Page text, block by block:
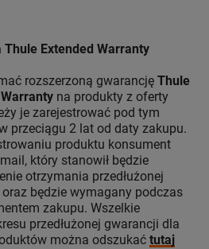
Thule Extended Warranty
rozszerzoną gwarancję Thule
na produkty z oferty
je zarejestrować pod tym
przeciągu 2 lat od daty zakupu.
produktu konsument
który stanowił będzie
otrzymania przedłużonej
będzie wymagany podczas
zakupu. Wszelkie
przedłużonej gwarancji dla
można odszukać tutaj